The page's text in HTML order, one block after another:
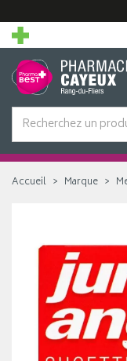
Accueil Marque